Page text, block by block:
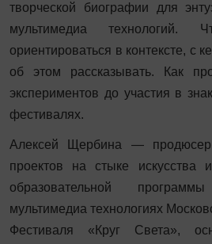
творческой биографии для
мультимедиа технологий.
ориентироваться в контексте, с
об этом рассказывать. Как
экспериментов до участия в
фестивалях.
Алексей Щербина — продюсер
проектов на стыке искусства
образовательной
мультимедиа технологиях
Фестиваля «Круг Света»,